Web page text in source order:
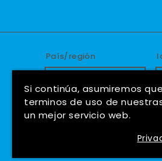
País/región
Formas
Si continúa, asumiremos
terminos de uso de
un mejor servicio web.